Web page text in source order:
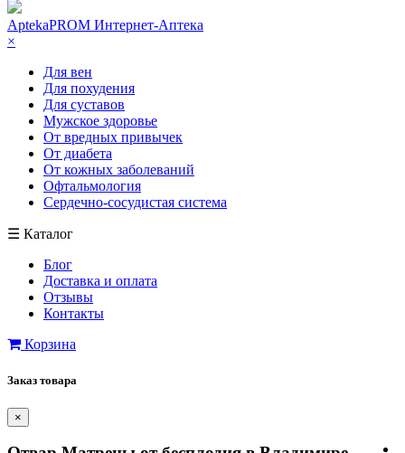
AptekaPROM Интернет-Аптека
×
Для вен
Для похудения
Для суставов
Мужское здоровье
От вредных привычек
От диабета
От кожных заболеваний
Офтальмология
Сердечно-сосудистая система
☰ Каталог
Блог
Доставка и оплата
Отзывы
Контакты
Корзина
Заказ товара
×